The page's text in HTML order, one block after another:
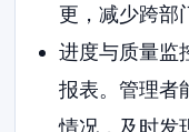
更，减少跨部
进度与质量监
报表。管理者
情况，及时发